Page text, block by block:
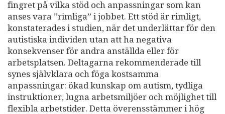
fingret på vilka stöd och anpassningar som kan
anses vara ”rimliga” i jobbet. Ett stöd är rimligt,
konstaterades i studien, när det underlättar för den
autistiska individen utan att ha negativa
konsekvenser för andra anställda eller för
arbetsplatsen. Deltagarna rekommenderade till
synes självklara och föga kostsamma
anpassningar: ökad kunskap om autism, tydliga
instruktioner, lugna arbetsmiljöer och möjlighet till
flexibla arbetstider. Detta överensstämmer i hög